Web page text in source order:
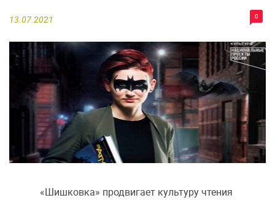
13.07.2021 0
«Шишковка» продвигает культуру чтения